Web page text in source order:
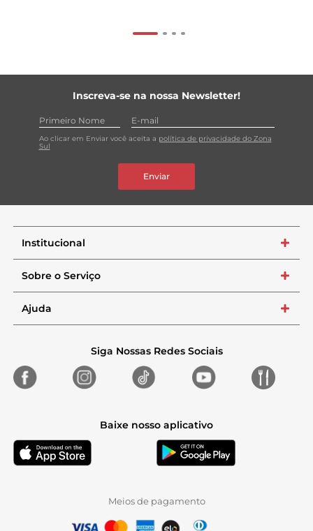
Inscreva-se na nossa Newsletter!
Ao clicar em Enviar você aceita a política de privacidade do Zona
Sul
Enviar
Institucional +
Sobre o Serviço +
Ajuda +
Siga Nossas Redes Sociais
Baixe nosso aplicativo
Meios de pagamento